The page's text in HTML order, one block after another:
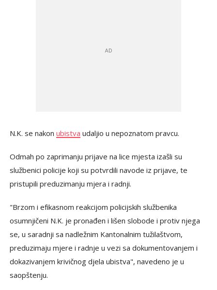
N.K. se nakon ubistva udaljio u nepoznatom pravcu.
Odmah po zaprimanju prijave na lice mjesta izašli su
službenici policije koji su potvrdili navode iz prijave, te
pristupili preduzimanju mjera i radnji.
"Brzom i efikasnom reakcijom policijskih službenika
osumnjičeni N.K. je pronađen i lišen slobode i protiv njega
se, u saradnji sa nadležnim Kantonalnim tužilaštvom,
preduzimaju mjere i radnje u vezi sa dokumentovanjem i
dokazivanjem krivičnog djela ubistva", navedeno je u
saopštenju.